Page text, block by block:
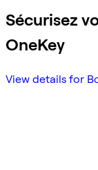
Sécurisez
OneKey
View details for